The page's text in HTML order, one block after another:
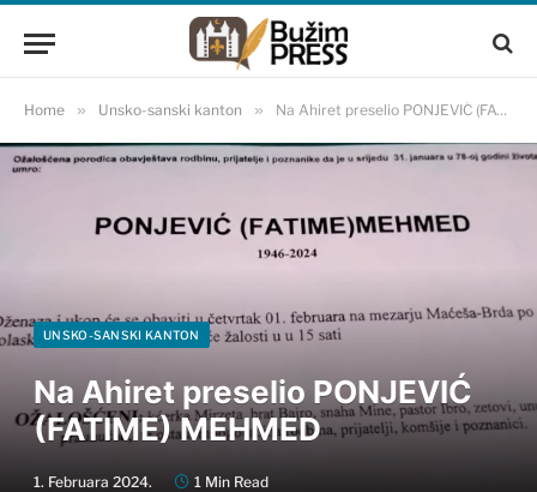
Home » Unsko-sanski kanton » Na Ahiret preselio PONJEVIĆ (FATIME) MEHMED
UNSKO-SANSKI KANTON
Na Ahiret preselio PONJEVIĆ
(FATIME) MEHMED
1. Februara 2024. 1 Min Read